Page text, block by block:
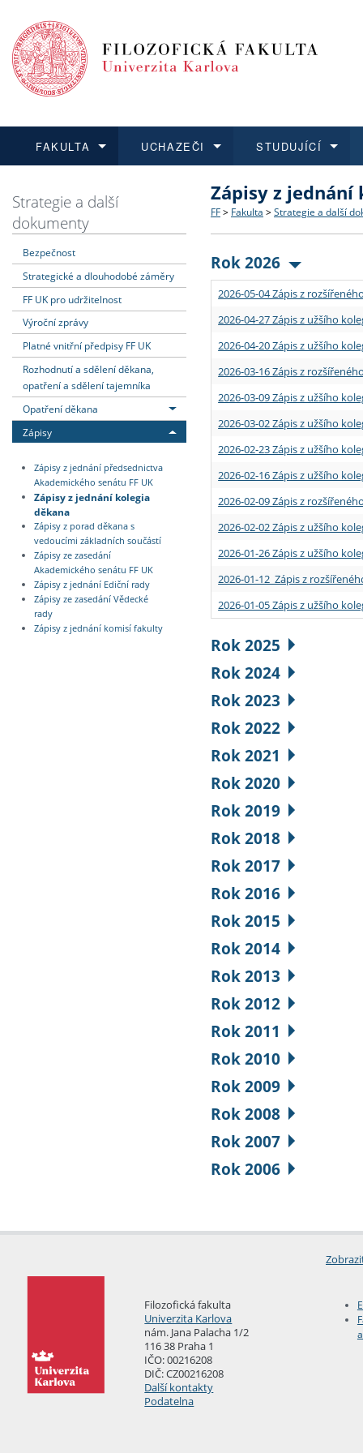
FAKULTA
Dozvědět se více
Struktura a historie
Strategie a další
Podpora a benefity pro
Absolventi fakulty
UCHAZEČI
Podat přihlášku
Co studovat a jak se
Učitelské studijní
Informace k průběhu
STUDUJÍCÍ
Dozvědět se více
Bakalářské a magisterské
Doktorské studium
Rigorózní řízení
Dozvědět se více
O vědě a výzkumu na FF
Akademické kvalifikace
Granty a projekty
Dozvědět se více
Aktuální nabídky a
Vyjíždějící studenti
Přijíždějící studenti
Vyjíždějící zaměstnanci
Strategie a další
dokumenty
Bezpečnost
Strategické a dlouhodobé záměry
FF UK pro udržitelnost
Výroční zprávy
Platné vnitřní předpisy FF UK
Rozhodnutí a sdělení děkana,
opatření a sdělení tajemníka
Opatření děkana
Zápisy
Zápisy z jednání předsednictva
Akademického senátu FF UK
Zápisy z jednání kolegia
děkana
Zápisy z porad děkana s
vedoucími základních součástí
Zápisy ze zasedání
Akademického senátu FF UK
Zápisy z jednání Ediční rady
Zápisy ze zasedání Vědecké
rady
Zápisy z jednání komisí fakulty
Zápisy z jednání
FF > Fakulta > Strategie a další
Rok 2026
2026-05-04 Zápis z
2026-04-27 Zápis z užšího
2026-04-20 Zápis z užšího
2026-03-16 Zápis z
2026-03-09 Zápis z užšího
2026-03-02 Zápis z užšího
2026-02-23 Zápis z užšího
2026-02-16 Zápis z užšího
2026-02-09 Zápis z
2026-02-02 Zápis z užšího
2026-01-26 Zápis z užšího
2026-01-12 Zápis z
2026-01-05 Zápis z užšího
Rok 2025
Rok 2024
Rok 2023
Rok 2022
Rok 2021
Rok 2020
Rok 2019
Rok 2018
Rok 2017
Rok 2016
Rok 2015
Rok 2014
Rok 2013
Rok 2012
Rok 2011
Rok 2010
Rok 2009
Rok 2008
Rok 2007
Rok 2006
Filozofická fakulta
Univerzita Karlova
nám. Jana Palacha 1/2
116 38 Praha 1
IČO: 00216208
DIČ: CZ00216208
Další kontakty
Podatelna